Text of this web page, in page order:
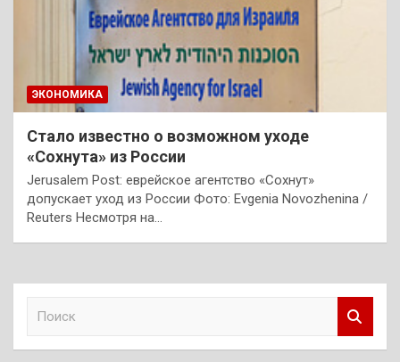
ЭКОНОМИКА
Стало известно о возможном уходе
«Сохнута» из России
Jerusalem Post: еврейское агентство «Сохнут»
допускает уход из России Фото: Evgenia Novozhenina /
Reuters Несмотря на…